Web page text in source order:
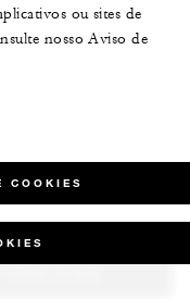
ou sites de
nosso Aviso de
COOKIES